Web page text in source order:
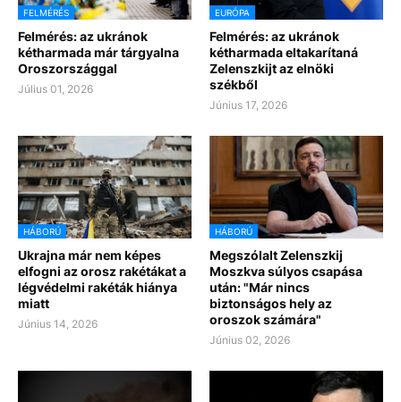
FELMÉRÉS
Felmérés: az ukránok
kétharmada már tárgyalna
Oroszországgal
Július 01, 2026
EURÓPA
Felmérés: az ukránok
kétharmada eltakarítaná
Zelenszkijt az elnöki
székből
Június 17, 2026
HÁBORÚ
Ukrajna már nem képes
elfogni az orosz rakétákat a
légvédelmi rakéták hiánya
miatt
Június 14, 2026
HÁBORÚ
Megszólalt Zelenszkij
Moszkva súlyos csapása
után: "Már nincs
biztonságos hely az
oroszok számára"
Június 02, 2026